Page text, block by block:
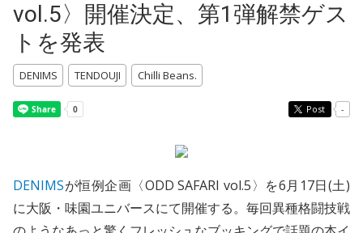
vol.5〉開催決定、第1弾解禁ゲス
トを発表
DENIMS TENDOUJI Chilli Beans.
Post -
DENIMSが恒例企画〈ODD SAFARI vol.5〉を6月17日(土)
に大阪・味園ユニバースにて開催する。毎回異種格闘技戦